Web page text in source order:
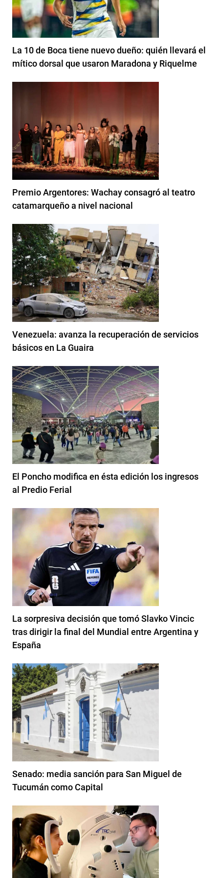
La 10 de Boca tiene nuevo dueño: quién llevará el
mítico dorsal que usaron Maradona y Riquelme
Premio Argentores: Wachay consagró al teatro
catamarqueño a nivel nacional
Venezuela: avanza la recuperación de servicios
básicos en La Guaira
El Poncho modifica en ésta edición los ingresos
al Predio Ferial
La sorpresiva decisión que tomó Slavko Vincic
tras dirigir la final del Mundial entre Argentina y
España
Senado: media sanción para San Miguel de
Tucumán como Capital